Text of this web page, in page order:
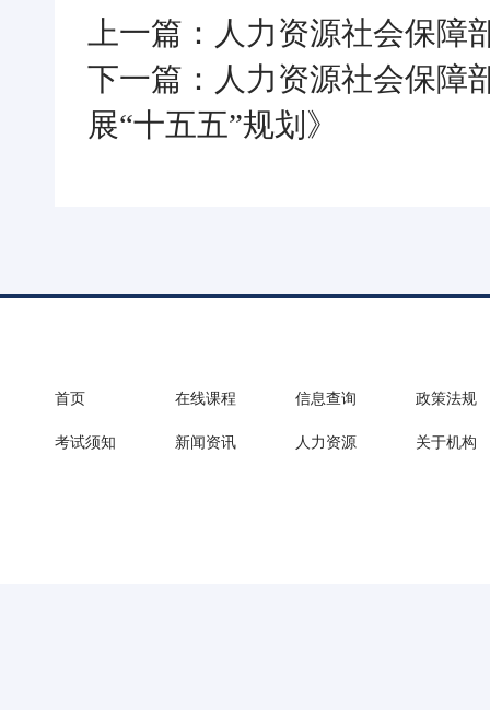
上一篇：人力资源社会保
下一篇：人力资源社会保障
展“十五五”规划》
首页 在线课程 信息查询 政策法规
考试须知 新闻资讯 人力资源 关于机构